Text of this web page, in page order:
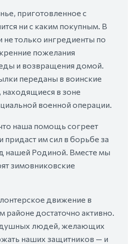
приготовленное с
ни с каким покупным. В
не только ингредиенты по
пожелания
и возвращения домой.
переданы в воинские
в зоне
военной операции.
наша помощь согреет
придаст им сил в борьбе за
нашей Родиной. Вместе мы
зимовниковские
движение в
районе достаточно активно.
людей, желающих
наших защитников — и